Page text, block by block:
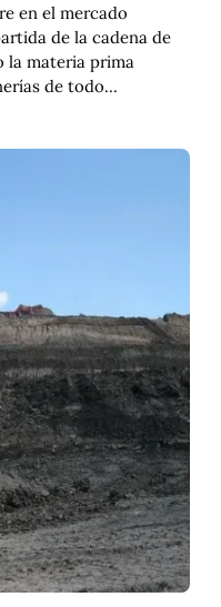
en el mercado
de la cadena de
la materia prima
de todo…